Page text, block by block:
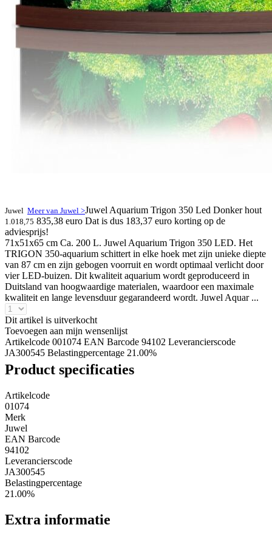
Juwel Meer van Juwel >Juwel Aquarium Trigon 350 Led Donker hout
1.018,75 835,38 euro Dat is dus 183,37 euro korting op de
adviesprijs!
71x51x65 cm Ca. 200 L. Juwel Aquarium Trigon 350 LED. Het
TRIGON 350-aquarium schittert in elke hoek met zijn unieke diepte
van 87 cm en zijn gebogen voorruit en wordt optimaal verlicht door
vier LED-buizen. Dit kwaliteit aquarium wordt geproduceerd in
Duitsland van hoogwaardige materialen, waardoor een maximale
kwaliteit en lange levensduur gegarandeerd wordt. Juwel Aquar ...
Dit artikel is uitverkocht
Toevoegen aan mijn wensenlijst
Artikelcode 001074 EAN Barcode 94102 Leverancierscode
JA300545 Belastingpercentage 21.00%
Product specificaties
Artikelcode
01074
Merk
Juwel
EAN Barcode
94102
Leverancierscode
JA300545
Belastingpercentage
21.00%
Extra informatie